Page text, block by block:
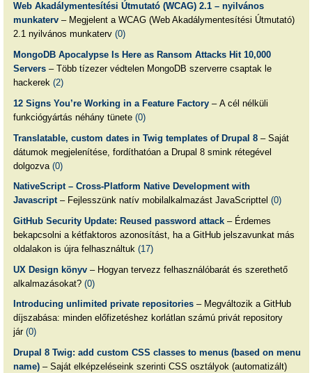
Web Akadálymentesítési Útmutató (WCAG) 2.1 – nyilvános
munkaterv– Megjelent a WCAG (Web Akadálymentesítési Útmutató)
2.1 nyilvános munkaterv (0)
MongoDB Apocalypse Is Here as Ransom Attacks Hit 10,000
Servers– Több tízezer védtelen MongoDB szerverre csaptak le
hackerek (2)
12 Signs You’re Working in a Feature Factory– A cél nélküli
funkciógyártás néhány tünete (0)
Translatable, custom dates in Twig templates of Drupal 8– Saját
dátumok megjelenítése, fordíthatóan a Drupal 8 smink rétegével
dolgozva (0)
NativeScript – Cross-Platform Native Development with
Javascript– Fejlesszünk natív mobilalkalmazást JavaScripttel (0)
GitHub Security Update: Reused password attack– Érdemes
bekapcsolni a kétfaktoros azonosítást, ha a GitHub jelszavunkat más
oldalakon is újra felhasználtuk (17)
UX Design könyv– Hogyan tervezz felhasználóbarát és szerethető
alkalmazásokat? (0)
Introducing unlimited private repositories– Megváltozik a GitHub
díjszabása: minden előfizetéshez korlátlan számú privát repository
jár (0)
Drupal 8 Twig: add custom CSS classes to menus (based on menu
name)– Saját elképzeléseink szerinti CSS osztályok (automatizált)